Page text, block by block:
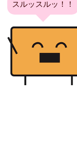
スルッスルッ！！